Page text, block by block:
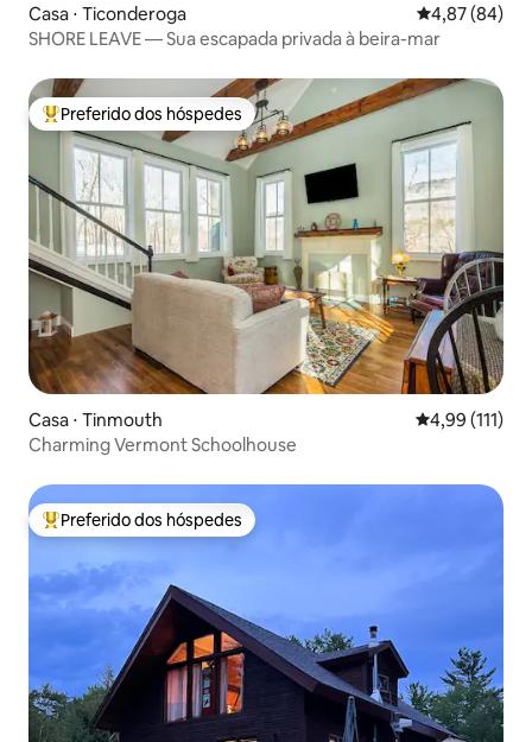
Casa ⋅ Ticonderoga 4,87 de uma
4,87 (84)
SHORE LEAVE — Sua escapada privada à beira-mar
Entre os melhores preferidos dos hóspedes
Preferido dos hóspedes
Casa ⋅ Tinmouth 4,99 de uma
4,99 (111)
Charming Vermont Schoolhouse
Entre os melhores preferidos dos hóspedes
Preferido dos hóspedes